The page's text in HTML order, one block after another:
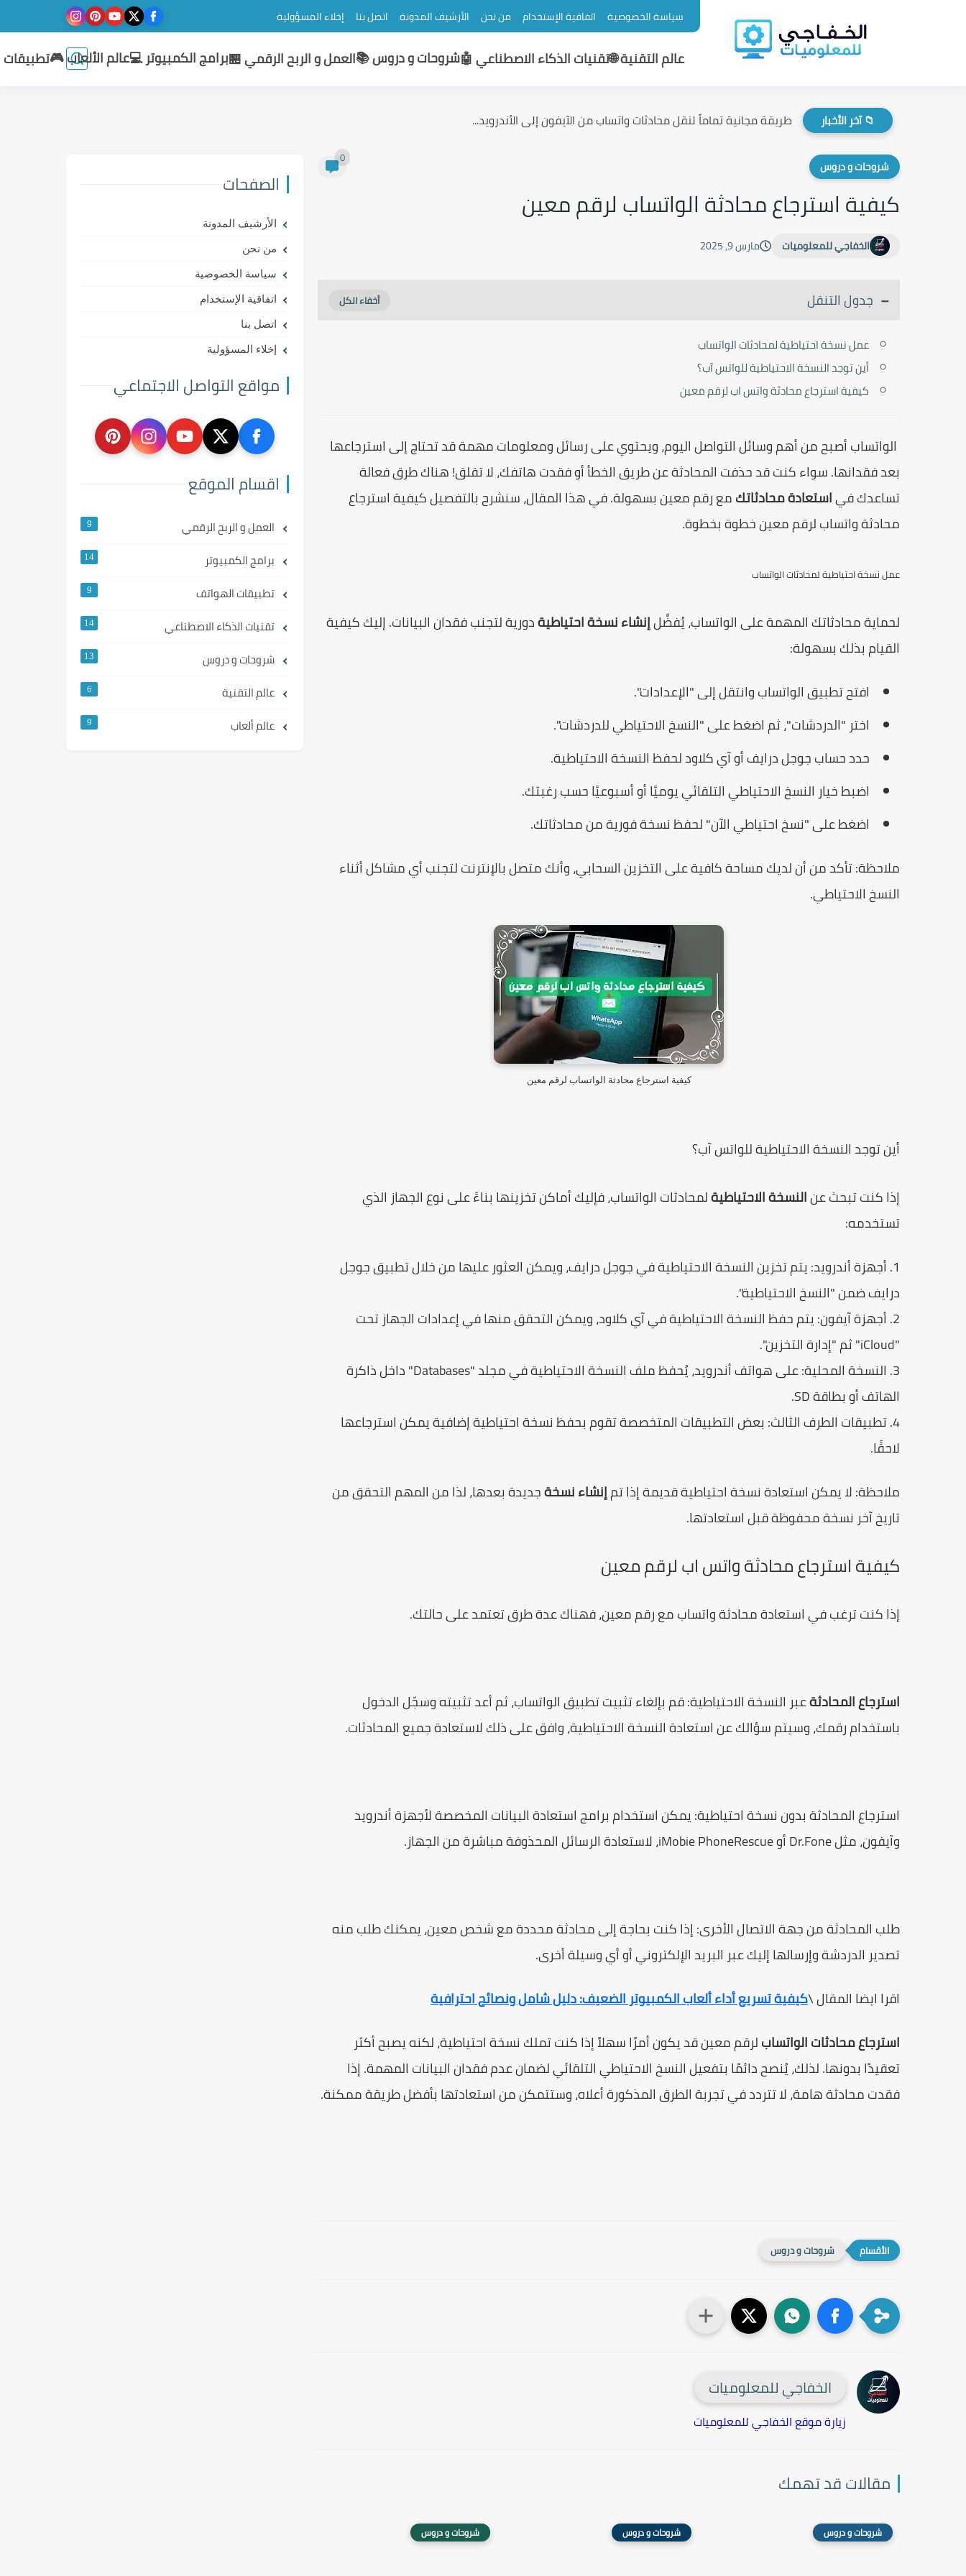
سياسة الخصوصية اتفاقية الإستخدام من نحن الأرشيف المدونة اتصل بنا إخلاء المسؤولية
عالم التقنية 🌐تقنيات الذكاء الاصطناعي 🤖شروحات و دروس 📚العمل و الربح الرقمي 🏪برامج الكمبيوتر 💻عالم الألعاب 🎮
📁 آخر الأخبار طريقة مجانية تماماً لنقل محادثات واتساب من الآيفون إلى الأندرويد...
شروحات و دروس 0
كيفية استرجاع محادثة الواتساب لرقم معين
الخفاجي للمعلوميات مارس 9, 2025
جدول التنقل
عمل نسخة احتياطية لمحادثات الواتساب
أين توجد النسخة الاحتياطية للواتس آب؟
كيفية استرجاع محادثة واتس اب لرقم معين
الواتساب أصبح من أهم وسائل التواصل اليوم، ويحتوي على رسائل ومعلومات مهمة قد تحتاج إلى استرجاعها
بعد فقدانها. سواء كنت قد حذفت المحادثة عن طريق الخطأ أو فقدت هاتفك، لا تقلق! هناك طرق فعالة
تساعدك فياستعادة محادثاتكمع رقم معين بسهولة. في هذا المقال، سنشرح بالتفصيل كيفية استرجاع
محادثة واتساب لرقم معين خطوة بخطوة.
عمل نسخة احتياطية لمحادثات الواتساب
لحماية محادثاتك المهمة على الواتساب، يُفضَّلإنشاء نسخة احتياطيةدورية لتجنب فقدان البيانات. إليك كيفية
القيام بذلك بسهولة:
افتح تطبيق الواتساب وانتقل إلى "الإعدادات".
اختر "الدردشات"، ثم اضغط على "النسخ الاحتياطي للدردشات".
حدد حساب جوجل درايف أو آي كلاود لحفظ النسخة الاحتياطية.
اضبط خيار النسخ الاحتياطي التلقائي يوميًا أو أسبوعيًا حسب رغبتك.
اضغط على "نسخ احتياطي الآن" لحفظ نسخة فورية من محادثاتك.
ملاحظة: تأكد من أن لديك مساحة كافية على التخزين السحابي، وأنك متصل بالإنترنت لتجنب أي مشاكل أثناء
النسخ الاحتياطي.
كيفية استرجاع محادثة الواتساب لرقم معين
أين توجد النسخة الاحتياطية للواتس آب؟
إذا كنت تبحث عنالنسخة الاحتياطيةلمحادثات الواتساب، فإليك أماكن تخزينها بناءً على نوع الجهاز الذي
تستخدمه:
1. أجهزة أندرويد: يتم تخزين النسخة الاحتياطية في جوجل درايف، ويمكن العثور عليها من خلال تطبيق جوجل
درايف ضمن "النسخ الاحتياطية".
2. أجهزة آيفون: يتم حفظ النسخة الاحتياطية في آي كلاود، ويمكن التحقق منها في إعدادات الجهاز تحت
"iCloud" ثم "إدارة التخزين".
3. النسخة المحلية: على هواتف أندرويد، يُحفظ ملف النسخة الاحتياطية في مجلد "Databases" داخل ذاكرة
الهاتف أو بطاقة SD.
4. تطبيقات الطرف الثالث: بعض التطبيقات المتخصصة تقوم بحفظ نسخة احتياطية إضافية يمكن استرجاعها
لاحقًا.
ملاحظة: لا يمكن استعادة نسخة احتياطية قديمة إذا تمإنشاء نسخةجديدة بعدها، لذا من المهم التحقق من
تاريخ آخر نسخة محفوظة قبل استعادتها.
كيفية استرجاع محادثة واتس اب لرقم معين
إذا كنت ترغب في استعادة محادثة واتساب مع رقم معين، فهناك عدة طرق تعتمد على حالتك.
استرجاع المحادثةعبر النسخة الاحتياطية: قم بإلغاء تثبيت تطبيق الواتساب، ثم أعد تثبيته وسجّل الدخول
باستخدام رقمك، وسيتم سؤالك عن استعادة النسخة الاحتياطية، وافق على ذلك لاستعادة جميع المحادثات.
استرجاع المحادثة بدون نسخة احتياطية: يمكن استخدام برامج استعادة البيانات المخصصة لأجهزة أندرويد
وآيفون، مثل Dr.Fone أو iMobie PhoneRescue، لاستعادة الرسائل المحذوفة مباشرة من الجهاز.
طلب المحادثة من جهة الاتصال الأخرى: إذا كنت بحاجة إلى محادثة محددة مع شخص معين، يمكنك طلب منه
تصدير الدردشة وإرسالها إليك عبر البريد الإلكتروني أو أي وسيلة أخرى.
اقرا ايضا المقال \كيفية تسريع أداء ألعاب الكمبيوتر الضعيف: دليل شامل ونصائح احترافية
استرجاع محادثات الواتسابلرقم معين قد يكون أمرًا سهلاً إذا كنت تملك نسخة احتياطية، لكنه يصبح أكثر
تعقيدًا بدونها. لذلك، يُنصح دائمًا بتفعيل النسخ الاحتياطي التلقائي لضمان عدم فقدان البيانات المهمة. إذا
فقدت محادثة هامة، لا تتردد في تجربة الطرق المذكورة أعلاه، وستتمكن من استعادتها بأفضل طريقة ممكنة.
شروحات و دروس
الخفاجي للمعلوميات
زيارة موقع الخفاجي للمعلوميات
مقالات قد تهمك
شروحات و دروس شروحات و دروس شروحات و دروس
الصفحات
الأرشيف المدونة
من نحن
سياسة الخصوصية
اتفاقية الإستخدام
اتصل بنا
إخلاء المسؤولية
مواقع التواصل الاجتماعي
اقسام الموقع
العمل و الربح الرقمي 9
برامج الكمبيوتر 14
تطبيقات الهواتف 9
تقنيات الذكاء الاصطناعي 14
شروحات و دروس 13
عالم التقنية 6
عالم ألعاب 9